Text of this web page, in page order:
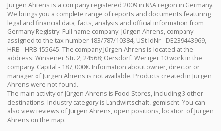
Jürgen Ahrens is a company registered 2009 in N\A region in Germany.
We brings you a complete range of reports and documents featuring
legal and financial data, facts, analysis and official information from
Germany Registry. Full name company: Jürgen Ahrens, company
assigned to the tax number 183/787/10384, USt-IdNr - DE239443969,
HRB - HRB 155645. The company Jürgen Ahrens is located at the
address: Winsener Str. 2; 24568; Oersdorf. Weniger 10 work in the
company. Capital - 187, 000€. Information about owner, director or
manager of Jürgen Ahrens is not available. Products created in Jürgen
Ahrens were not found.
The main activity of Jürgen Ahrens is Food Stores, including 3 other
destinations. Industry category is Landwirtschaft, gemischt. You can
also view reviews of Jürgen Ahrens, open positions, location of Jürgen
Ahrens on the map.